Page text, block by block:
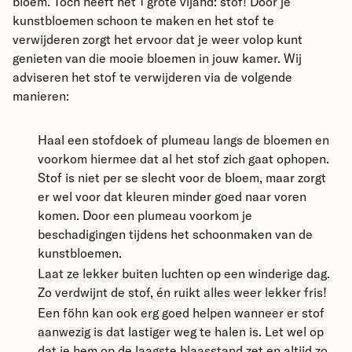
kunstbloemen schoon te maken en het stof te
verwijderen zorgt het ervoor dat je weer volop kunt
genieten van die mooie bloemen in jouw kamer. Wij
adviseren het stof te verwijderen via de volgende
manieren:
Haal een stofdoek of plumeau langs de bloemen en
voorkom hiermee dat al het stof zich gaat ophopen.
Stof is niet per se slecht voor de bloem, maar zorgt
er wel voor dat kleuren minder goed naar voren
komen. Door een plumeau voorkom je
beschadigingen tijdens het schoonmaken van de
kunstbloemen.
Laat ze lekker buiten luchten op een winderige dag.
Zo verdwijnt de stof, én ruikt alles weer lekker fris!
Een föhn kan ook erg goed helpen wanneer er stof
aanwezig is dat lastiger weg te halen is. Let wel op